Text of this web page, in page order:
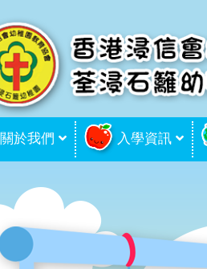
關於我們 入學資訊